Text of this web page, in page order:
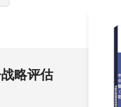
略评估